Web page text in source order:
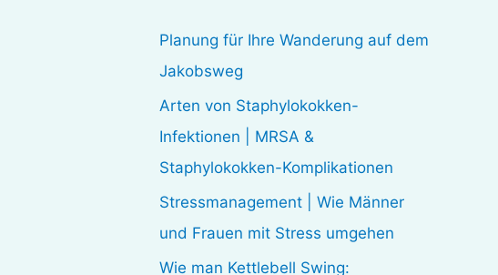
n
n
a
c
h
:
Planung für Ihre Wanderung auf dem
Jakobsweg
Arten von Staphylokokken-
Infektionen | MRSA &
Staphylokokken-Komplikationen
Stressmanagement | Wie Männer
und Frauen mit Stress umgehen
Wie man Kettlebell Swing: